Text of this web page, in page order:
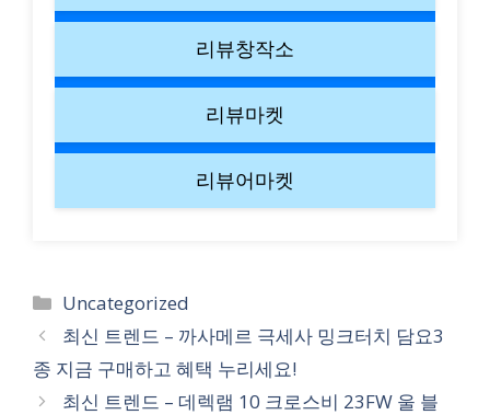
리뷰창작소
리뷰마켓
리뷰어마켓
Categories
Uncategorized
최신 트렌드 – 까사메르 극세사 밍크터치 담요3
종 지금 구매하고 혜택 누리세요!
최신 트렌드 – 데렉램 10 크로스비 23FW 울 블